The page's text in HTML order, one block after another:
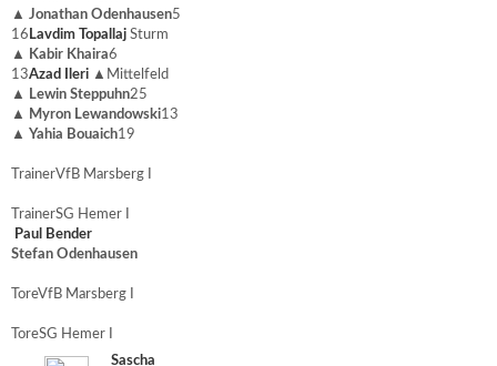
▲ Jonathan Odenhausen5
16 Lavdim Topallaj Sturm
▲
Kabir Khaira6
13Azad Ileri ▲ Mittelfeld
▲
Lewin Steppuhn25
▲
Myron Lewandowski13
▲ Yahia Bouaich19
TrainerVfB Marsberg I
TrainerSG Hemer I
Paul Bender
Stefan Odenhausen
ToreVfB Marsberg I
ToreSG Hemer I
Sascha